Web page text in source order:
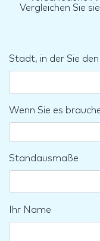
Vergleichen Sie
Stadt, in der Sie
Wenn Sie es
Standausmaße
Ihr Name